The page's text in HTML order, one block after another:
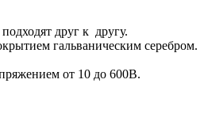
друг к другу.
гальваническим серебром.
от 10 до 600В.